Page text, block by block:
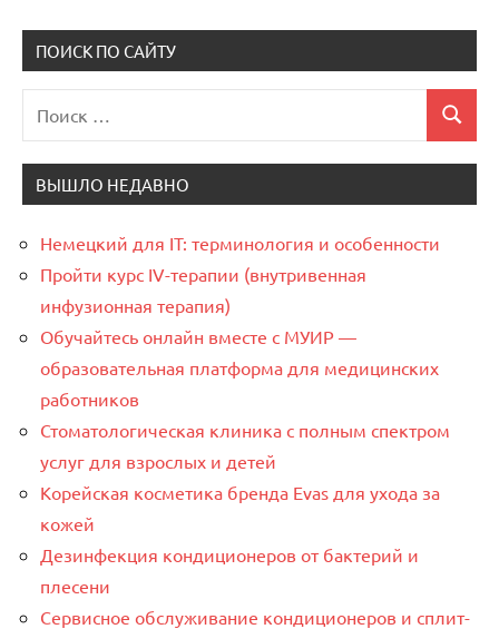
ПОИСК ПО САЙТУ
для:
Поиск
ВЫШЛО НЕДАВНО
Немецкий для IT: терминология и особенности
Пройти курс IV-терапии (внутривенная
инфузионная терапия)
Обучайтесь онлайн вместе с МУИР —
образовательная платформа для медицинских
работников
Стоматологическая клиника с полным спектром
услуг для взрослых и детей
Корейская косметика бренда Evas для ухода за
кожей
Дезинфекция кондиционеров от бактерий и
плесени
Сервисное обслуживание кондиционеров и сплит-